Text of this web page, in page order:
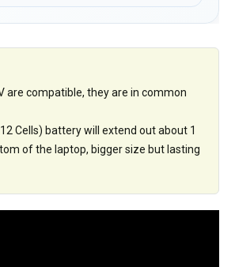
are compatible, they are in common
Cells) battery will extend out about 1
of the laptop, bigger size but lasting